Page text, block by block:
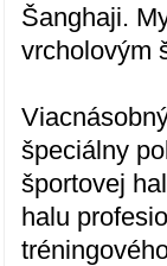
Šanghaji.
vrcholovým
špeciálny
športovej
halu